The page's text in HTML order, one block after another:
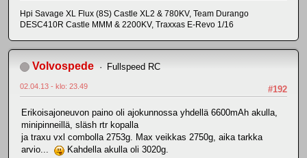
Hpi Savage XL Flux (8S) Castle XL2 & 780KV, Team Durango
DESC410R Castle MMM & 2200KV, Traxxas E-Revo 1/16
Volvospede Fullspeed RC
#192
02.04.13 - klo: 23.49
Erikoisajoneuvon paino oli ajokunnossa yhdellä 6600mAh akulla,
minipinneillä, släsh rtr kopalla
ja traxu vxl combolla 2753g. Max veikkas 2750g, aika tarkka
arvio...
Kahdella akulla oli 3020g.